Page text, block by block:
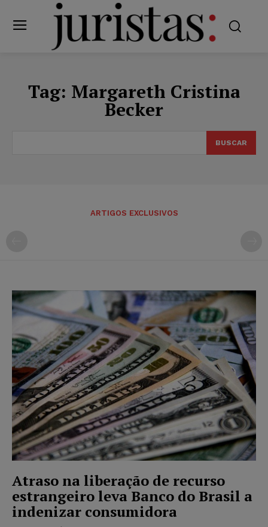
Tag: Margareth Cristina
Becker
BUSCAR
ARTIGOS EXCLUSIVOS
Atraso na liberação de recurso
estrangeiro leva Banco do Brasil a
indenizar consumidora